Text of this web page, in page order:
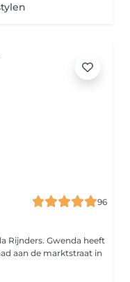
96
heeft
aan de marktstraat in